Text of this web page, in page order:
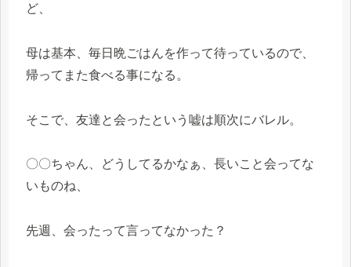
ど、
母は基本、毎日晩ごはんを作って待っているので、
帰ってまた食べる事になる。
そこで、友達と会ったという嘘は順次にバレル。
〇〇ちゃん、どうしてるかなぁ、長いこと会ってな
いものね、
先週、会ったって言ってなかった？